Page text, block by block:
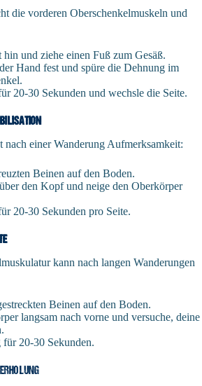
die vorderen Oberschenkelmuskeln und
hin und ziehe einen Fuß zum Gesäß.
Hand fest und spüre die Dehnung im
20-30 Sekunden und wechsle die Seite.
nach einer Wanderung Aufmerksamkeit:
Beinen auf den Boden.
den Kopf und neige den Oberkörper
20-30 Sekunden pro Seite.
kann nach langen Wanderungen
Beinen auf den Boden.
langsam nach vorne und versuche, deine
20-30 Sekunden.